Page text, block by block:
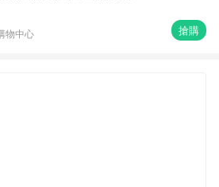
物中心 搶購